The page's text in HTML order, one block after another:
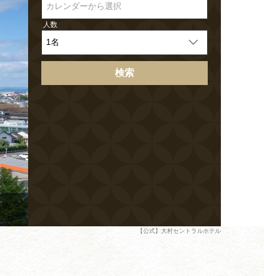
カレンダーから選択
人数
検索
【公式】大村セントラルホテル